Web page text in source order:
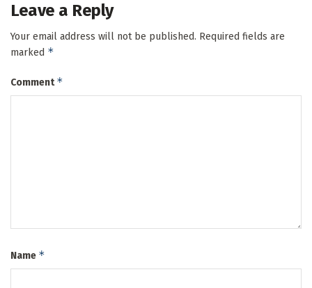
Leave a Reply
Your email address will not be published. Required fields are
marked *
Comment*
Name *